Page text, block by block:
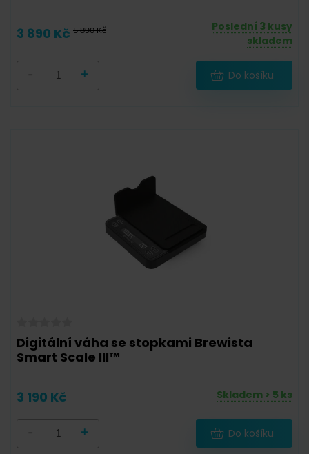
3 890 Kč 5 890 Kč
Poslední 3 kusy
skladem
+ Do košíku
Digitální váha se stopkami Brewista
Smart Scale III™
3 190 Kč Skladem > 5 ks
+ Do košíku